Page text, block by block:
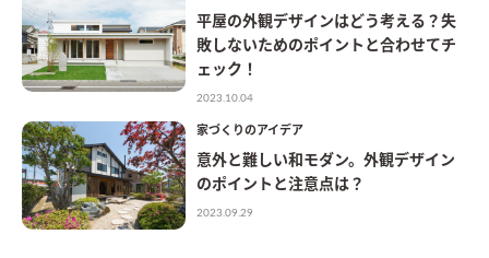
平屋の外観デザインはどう考える？失
敗しないためのポイントと合わせてチ
ェック！
2023.10.04
家づくりのアイデア
意外と難しい和モダン。外観デザイン
のポイントと注意点は？
2023.09.29